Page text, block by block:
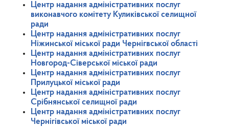
Центр надання адміністративних послуг
виконавчого комітету Куликівської селищної
ради
Центр надання адміністративних послуг
Ніжинської міської ради Чернігвської області
Центр надання адміністративних послуг
Новгород-Сіверської міської ради
Центр надання адміністративних послуг
Прилуцької міської ради
Центр надання адміністративних послуг
Срібнянської селищної ради
Центр надання адміністративних послуг
Чернігівської міської ради